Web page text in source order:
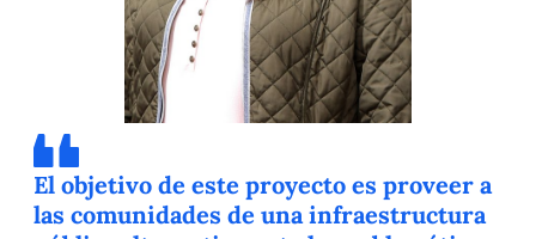
El objetivo de este proyecto es proveer a
las comunidades de una infraestructura